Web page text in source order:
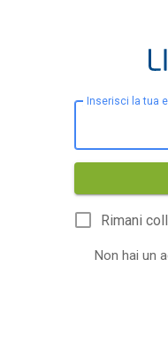
Inserisci la tua
Rimani
Non hai un